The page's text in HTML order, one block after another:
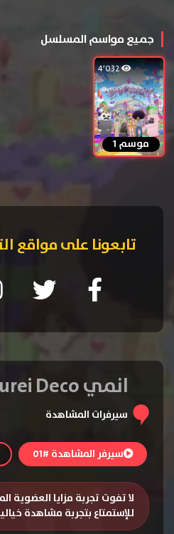
جميع مواسم المسلسل
4٬032
موسم 1
تابعونا على مواقع
انمي Yurei Deco – الحلقة 5
سيرفرات المشاهدة
سيرفر المشاهدة #01
لا تفوت تجربة مزايا العضوية
للإستمتاع بتجربة مشاهدة